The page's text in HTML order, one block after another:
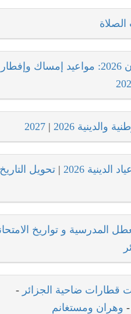
الصلاة
والدينية 2026 |
2027
الدينية 2026 | تحويل التاريخ
المدرسية و تواريخ
قطارات ضاحية الجزائر -
- وهران ومستغانم